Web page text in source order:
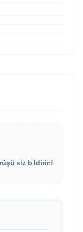
siz bildirin!